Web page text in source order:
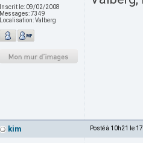
Inscrit le: 09/02/2008
Messages:7349
Localisation:Valberg
kim Posté à 10h21 le